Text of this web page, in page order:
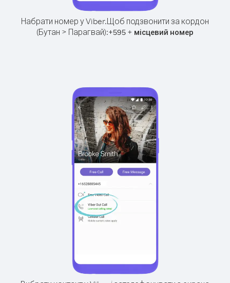
Набрати номер у Viber.Щоб подзвонити за кордон
(Бутан > Парагвай):+595 + місцевий номер